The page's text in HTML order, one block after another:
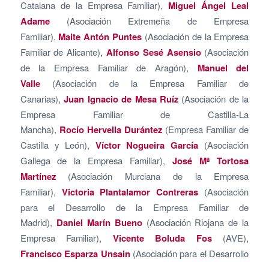
Catalana de la Empresa Familiar), Miguel Ángel Leal
Adame(Asociación Extremeña de Empresa
Familiar), Maite Antón Puntes (Asociación de la Empresa
Familiar de Alicante), Alfonso Sesé Asensio(Asociación
de la Empresa Familiar de Aragón), Manuel del
Valle (Asociación de la Empresa Familiar de
Canarias),Juan Ignacio de Mesa Ruíz(Asociación de la
Empresa Familiar de Castilla-La
Mancha), Rocío Hervella Durántez (Empresa Familiar de
Castilla y León), Víctor Nogueira García (Asociación
Gallega de la Empresa Familiar), José Mª Tortosa
Martínez (Asociación Murciana de la Empresa
Familiar), Victoria Plantalamor Contreras (Asociación
para el Desarrollo de la Empresa Familiar de
Madrid), Daniel Marín Bueno(Asociación Riojana de la
Empresa Familiar), Vicente Boluda Fos(AVE),
Francisco Esparza Unsain(Asociación para el Desarrollo